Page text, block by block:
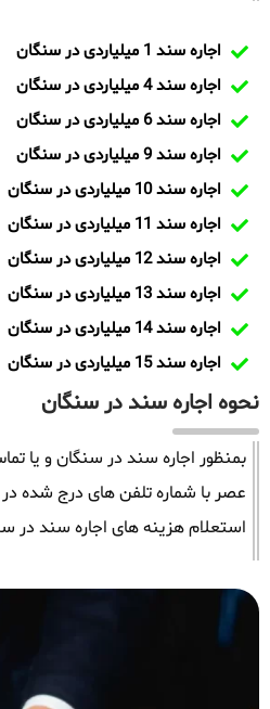
اجاره سند 1 میلیاردی در سنگان
اجاره سند 4 میلیاردی در سنگان
اجاره سند 6 میلیاردی در سنگان
اجاره سند 9 میلیاردی در سنگان
اجاره سند 10 میلیاردی در سنگان
اجاره سند 11 میلیاردی در سنگان
اجاره سند 12 میلیاردی در سنگان
اجاره سند 13 میلیاردی در سنگان
اجاره سند 14 میلیاردی در سنگان
اجاره سند 15 میلیاردی در سنگان
نحوه اجاره سند در سنگان
عصر با شماره تلفن های درج شده در
استعلام هزینه های اجاره سند در